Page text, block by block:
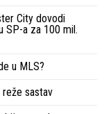
City dovodi
SP-a za 100 mil.
u MLS?
reže sastav